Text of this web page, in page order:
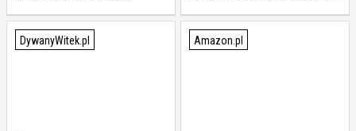
wielokolorowy, 0,1 x 360 x 255
cm
DywanyWitek.pl Amazon.pl